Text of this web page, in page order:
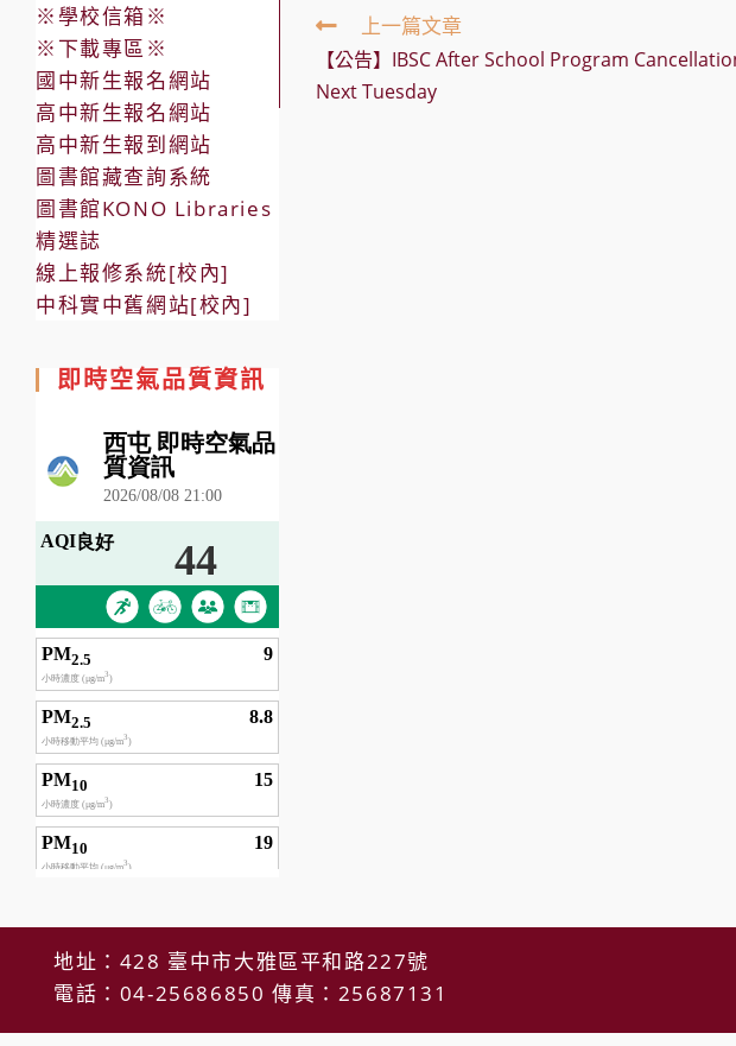
Read
more
articles
上一篇文章
【公告】IBSC After School Program
Next Tuesday
※學校信箱※
※下載專區※
國中新生報名網站
高中新生報名網站
高中新生報到網站
圖書館藏查詢系統
圖書館KONO Libraries
精選誌
線上報修系統[校內]
中科實中舊網站[校內]
即時空氣品質資訊
地址：428 臺中市大雅區平和路227號
電話：04-25686850 傳真：25687131